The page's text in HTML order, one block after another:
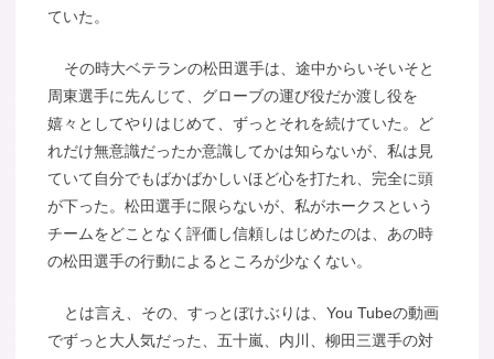
ていた。
その時大ベテランの松田選手は、途中からいそいそと
周東選手に先んじて、グローブの運び役だか渡し役を
嬉々としてやりはじめて、ずっとそれを続けていた。ど
れだけ無意識だったか意識してかは知らないが、私は見
ていて自分でもばかばかしいほど心を打たれ、完全に頭
が下った。松田選手に限らないが、私がホークスという
チームをどことなく評価し信頼しはじめたのは、あの時
の松田選手の行動によるところが少なくない。
とは言え、その、すっとぼけぶりは、You Tubeの動画
でずっと大人気だった、五十嵐、内川、柳田三選手の対